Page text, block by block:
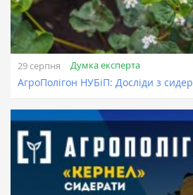
29 серпня Думка експерта
АгроПолігон НУБіП: Досліди з